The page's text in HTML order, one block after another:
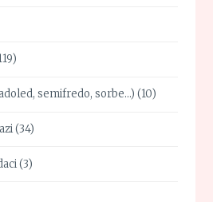
semifredo, sorbe…) (10)
(34)
(3)